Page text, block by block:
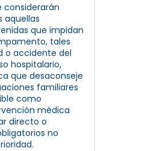
considerarán
aquellas
que impidan
tales
o accidente del
hospitalario,
que desaconseje
familiares
como
médica
directo o
no